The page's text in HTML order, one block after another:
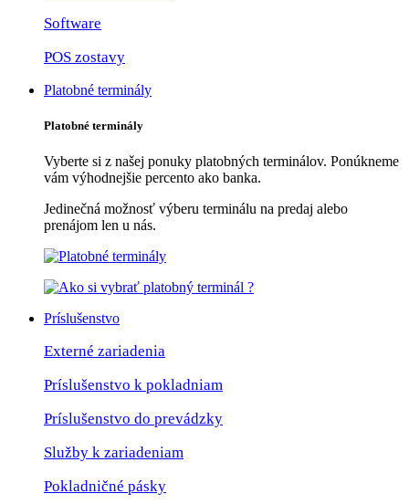
Software
POS zostavy
Platobné terminály
Platobné terminály
Vyberte si z našej ponuky platobných terminálov. Ponúkneme
vám výhodnejšie percento ako banka.
Jedinečná možnosť výberu terminálu na predaj alebo
prenájom len u nás.
Príslušenstvo
Externé zariadenia
Príslušenstvo k pokladniam
Príslušenstvo do prevádzky
Služby k zariadeniam
Pokladničné pásky